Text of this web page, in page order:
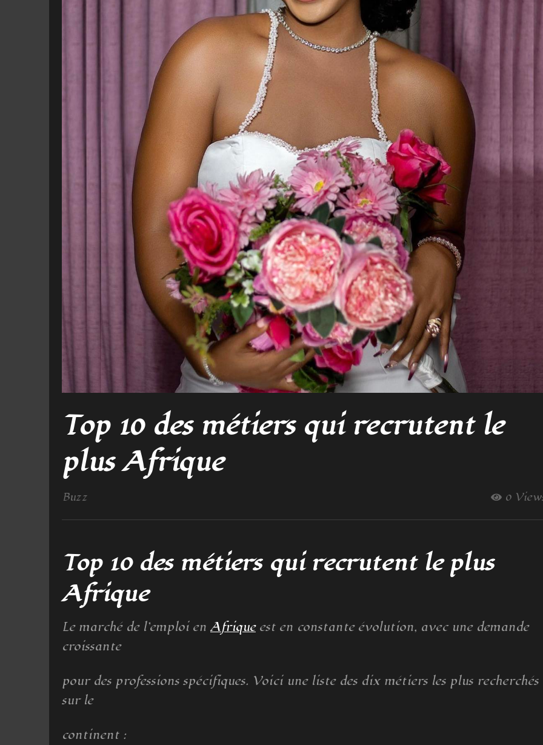
Top 10 des métiers qui recrutent le
plus Afrique
Buzz 0
Top 10 des métiers qui recrutent le plus
Afrique
Le marché de l’emploi enAfriqueest en constante évolution, avec une demande
croissante
pour des professions spécifiques. Voici une liste des dix métiers les plus recherchés
sur le
continent :